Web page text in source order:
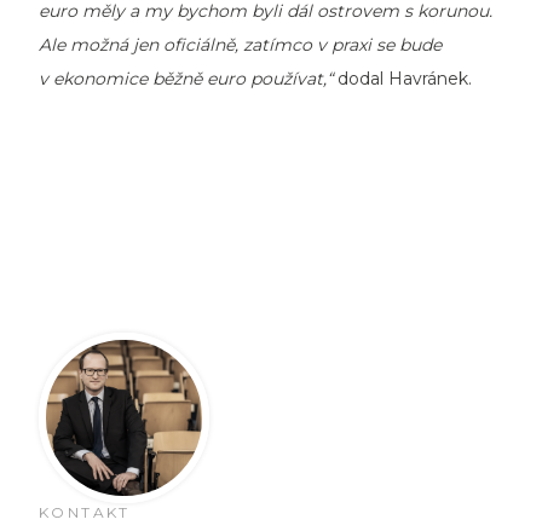
euro měly a my bychom byli dál ostrovem s korunou.
Ale možná jen oficiálně, zatímco v praxi se bude
v ekonomice běžně euro používat,“dodal Havránek.
KONTAKT